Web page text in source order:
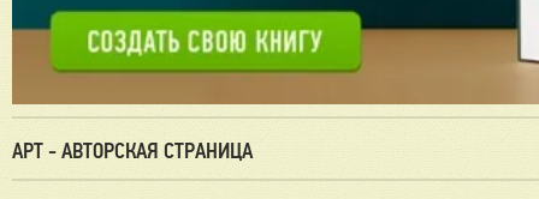
АРТ - АВТОРСКАЯ СТРАНИЦА